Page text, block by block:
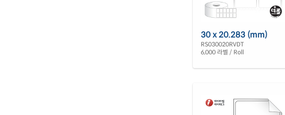
30 x 20.283 (mm)
RS030020RVDT
6,000 라벨 / Roll